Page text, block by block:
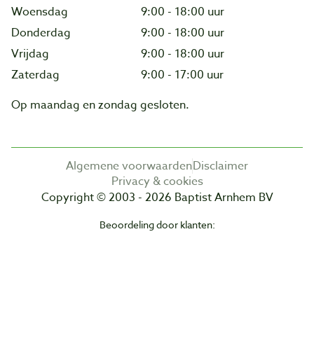
Woensdag
9:00 - 18:00 uur
Donderdag
9:00 - 18:00 uur
Vrijdag
9:00 - 18:00 uur
Zaterdag
9:00 - 17:00 uur
Op maandag en zondag gesloten.
Algemene voorwaardenDisclaimer
Privacy & cookies
Copyright © 2003 - 2026 Baptist Arnhem BV
Beoordeling door klanten: